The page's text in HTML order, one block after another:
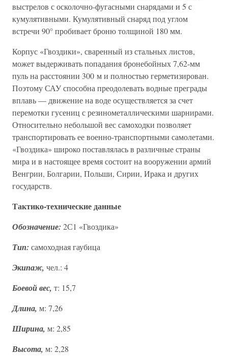
выстрелов с осколочно-фугасными снарядами и 5 с
кумулятивными. Кумулятивный снаряд под углом
встречи 90° пробивает броню толщиной 180 мм.
Корпус «Гвоздики», сваренный из стальных листов,
может выдерживать попадания бронебойных 7,62-мм
пуль на расстоянии 300 м и полностью герметизирован.
Поэтому САУ способна преодолевать водные преграды
вплавь — движение на воде осуществляется за счет
перемотки гусениц с резинометаллическими шарнирами.
Относительно небольшой вес самоходки позволяет
транспортировать ее военно-транспортными самолетами.
«Гвоздика» широко поставлялась в различные страны
мира и в настоящее время состоит на вооружении армий
Венгрии, Болгарии, Польши, Сирии, Ирака и других
государств.
Тактико-технические данные
Обозначение: 2С1 «Гвоздика»
Тип: самоходная гаубица
Экипаж, чел.: 4
Боевой вес, т: 15,7
Длина, м: 7,26
Ширина, м: 2,85
Высота, м: 2,28